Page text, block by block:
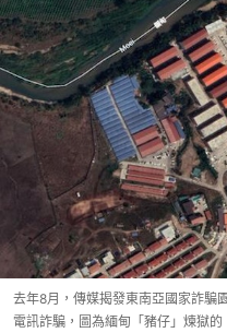
去年8月，傳媒揭發東南亞國家詐騙
電訊詐騙，圖為緬甸「豬仔」煉獄的